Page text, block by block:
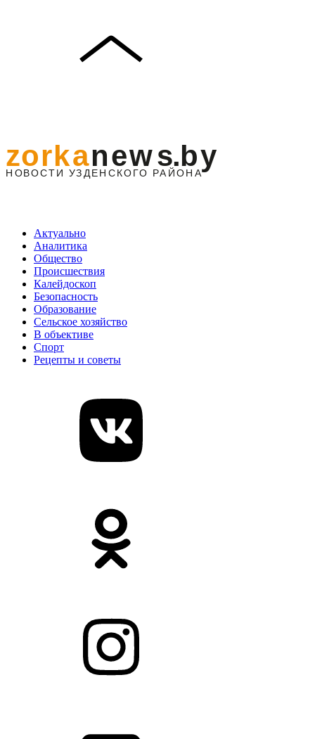
Актуально
Аналитика
Общество
Происшествия
Калейдоскоп
Безопасность
Образование
Сельское хозяйство
В объективе
Спорт
Рецепты и советы